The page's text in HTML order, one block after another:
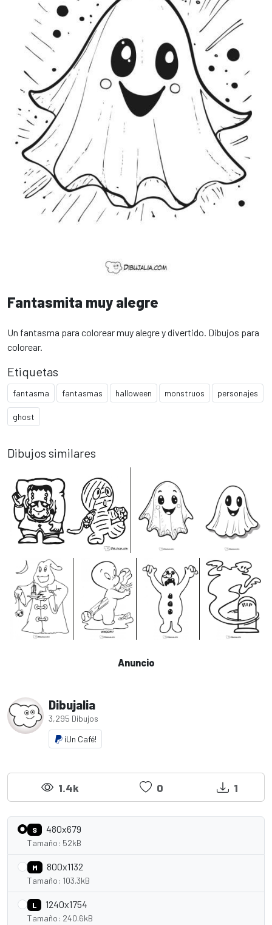
Fantasmita muy alegre
Un fantasma para colorear muy alegre y divertido. Dibujos para
colorear.
Etiquetas
fantasma fantasmas halloween monstruos personajes
ghost
Dibujos similares
Anuncio
Dibujalia
3,295 Dibujos
¡Un Café!
1.4k 0 1
S 480x679
Tamaño: 52kB
M 800x1132
Tamaño: 103.3kB
L 1240x1754
Tamaño: 240.6kB